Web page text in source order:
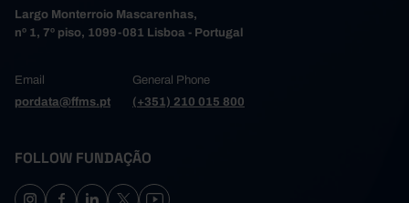
Largo Monterroio Mascarenhas,
nº 1, 7º piso, 1099-081 Lisboa - Portugal
Email
pordata@ffms.pt
General Phone
(+351) 210 015 800
FOLLOW FUNDAÇÃO